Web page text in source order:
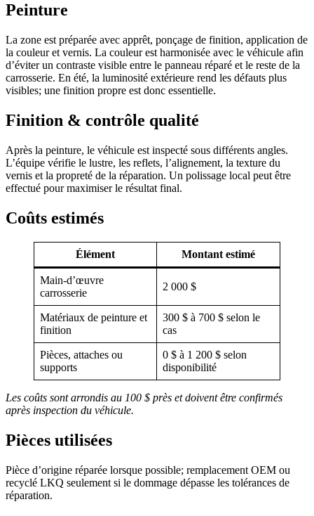
Peinture
La zone est préparée avec apprêt, ponçage de finition, application de
la couleur et vernis. La couleur est harmonisée avec le véhicule afin
d’éviter un contraste visible entre le panneau réparé et le reste de la
carrosserie. En été, la luminosité extérieure rend les défauts plus
visibles; une finition propre est donc essentielle.
Finition & contrôle qualité
Après la peinture, le véhicule est inspecté sous différents angles.
L’équipe vérifie le lustre, les reflets, l’alignement, la texture du
vernis et la propreté de la réparation. Un polissage local peut être
effectué pour maximiser le résultat final.
Coûts estimés
Élément Montant estimé
Main-d’œuvre
carrosserie
2 000 $
Matériaux de peinture et
finition
300 $ à 700 $ selon le
cas
Pièces, attaches ou
supports
0 $ à 1 200 $ selon
disponibilité
Les coûts sont arrondis au 100 $ près et doivent être confirmés
après inspection du véhicule.
Pièces utilisées
Pièce d’origine réparée lorsque possible; remplacement OEM ou
recyclé LKQ seulement si le dommage dépasse les tolérances de
réparation.